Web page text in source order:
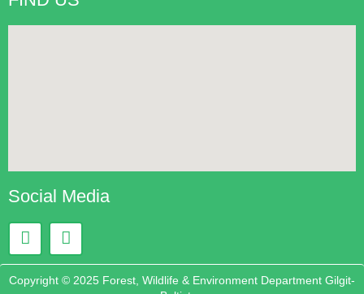
Social Media
Copyright © 2025 Forest, Wildlife & Environment Department Gilgit-